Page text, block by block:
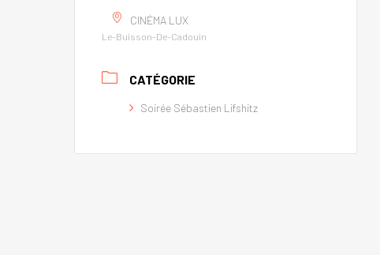
CINÉMA LUX
Le-Buisson-De-Cadouin
CATÉGORIE
Soirée Sébastien Lifshitz